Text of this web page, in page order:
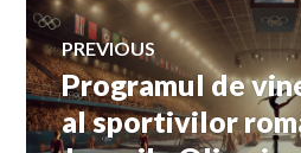
Navigare
în
PREVIOUS
Previous
post:
Programul de
al sportivilor